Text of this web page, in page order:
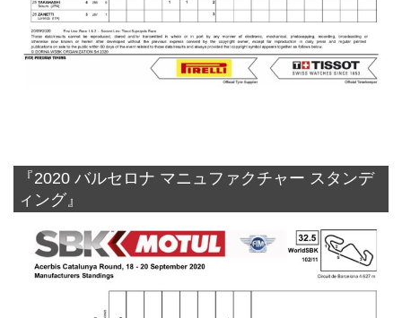
『2020 バルセロナ マニュファクチャー スタンデ
ィング』